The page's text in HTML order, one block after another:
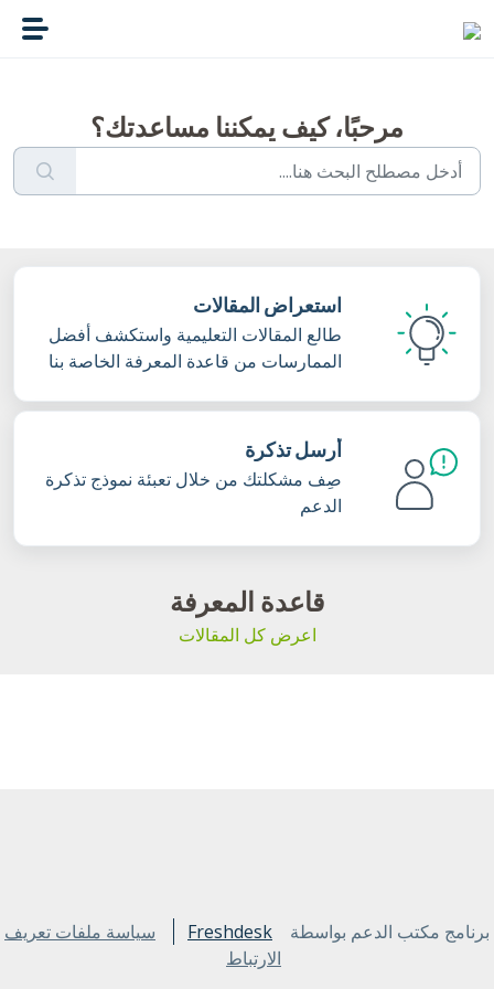
مرحبًا، كيف يمكننا مساعدتك؟
استعراض المقالات
طالع المقالات التعليمية واستكشف أفضل
الممارسات من قاعدة المعرفة الخاصة بنا
أرسل تذكرة
صِف مشكلتك من خلال تعبئة نموذج تذكرة
الدعم
قاعدة المعرفة
اعرض كل المقالات
برنامج مكتب الدعم بواسطة Freshdesk
سياسة ملفات تعريف
الارتباط